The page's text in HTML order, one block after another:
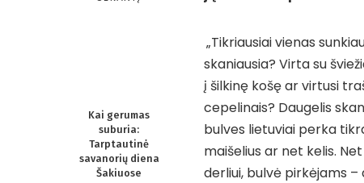
Kai gerumas
suburia:
Tarptautinė
savanorių diena
Šakiuose
„Tikriausiai vienas
skaniausia? Virta su
į šilkinę košę ar virtusi
cepelinais? Daugelis
bulves lietuviai perka
maišelius ar net kelis.
derliui, bulvė pirkėjams –